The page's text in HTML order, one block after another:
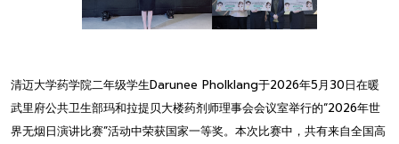
清迈大学药学院二年级学生Darunee Pholklang于2026年5月30日在暖
武里府公共卫生部玛和拉提贝大楼药剂师理事会会议室举行的“2026年世
界无烟日演讲比赛”活动中荣获国家一等奖。本次比赛中，共有来自全国高